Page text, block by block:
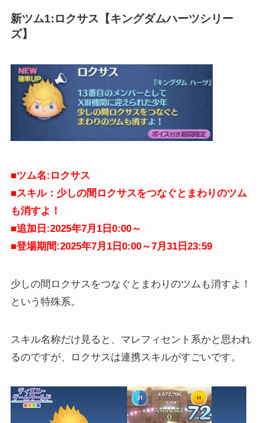
新ツム1:ロクサス【キングダムハーツシリー
ズ】
■ツム名:ロクサス
■スキル：少しの間ロクサスをつなぐとまわりのツム
も消すよ！
■追加日:2025年7月1日0:00～
■登場期間:2025年7月1日0:00～7月31日23:59
少しの間ロクサスをつなぐとまわりのツムも消すよ！
という特殊系。
スキル名称だけ見ると、マレフィセント系かと思われ
るのですが、ロクサスは連携スキルがすごいです。